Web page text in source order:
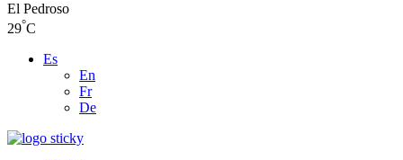
El Pedroso
29°C
Es
En
Fr
De